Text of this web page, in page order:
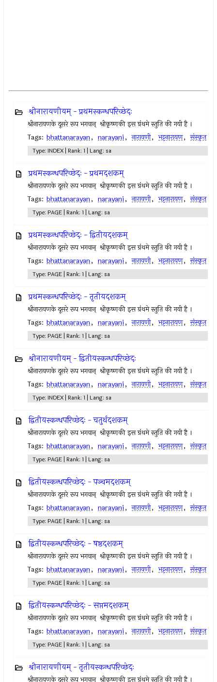
श्रीनारायणीयम् - प्रथमस्कन्धपरिच्छेदः
श्रीनारायणके दूसरे रूप भगवान् ‍ श्रीकृष्णकी इस ग्रंथमे स्तुति की गयी है ।
Tags: bhattanarayan, narayani, नारायणी, भट्टनारायण, संस्कृत
Type: INDEX | Rank: 1 | Lang: sa
प्रथमस्कन्धपरिच्छेदः - प्रथमदशकम्
श्रीनारायणके दूसरे रूप भगवान् ‍ श्रीकृष्णकी इस ग्रंथमे स्तुति की गयी है ।
Tags: bhattanarayan, narayani, नारायणी, भट्टनारायण, संस्कृत
Type: PAGE | Rank: 1 | Lang: sa
प्रथमस्कन्धपरिच्छेदः - द्वितीयदशकम्
श्रीनारायणके दूसरे रूप भगवान् ‍ श्रीकृष्णकी इस ग्रंथमे स्तुति की गयी है ।
Tags: bhattanarayan, narayani, नारायणी, भट्टनारायण, संस्कृत
Type: PAGE | Rank: 1 | Lang: sa
प्रथमस्कन्धपरिच्छेदः - तृतीयदशकम्
श्रीनारायणके दूसरे रूप भगवान् ‍ श्रीकृष्णकी इस ग्रंथमे स्तुति की गयी है ।
Tags: bhattanarayan, narayani, नारायणी, भट्टनारायण, संस्कृत
Type: PAGE | Rank: 1 | Lang: sa
श्रीनारायणीयम् - द्वितीयस्कन्धपरिच्छेदः
श्रीनारायणके दूसरे रूप भगवान् ‍ श्रीकृष्णकी इस ग्रंथमे स्तुति की गयी है ।
Tags: bhattanarayan, narayani, नारायणी, भट्टनारायण, संस्कृत
Type: INDEX | Rank: 1 | Lang: sa
द्वितीयस्कन्धपरिच्छेदः - चतुर्थदशकम्
श्रीनारायणके दूसरे रूप भगवान् ‍ श्रीकृष्णकी इस ग्रंथमे स्तुति की गयी है ।
Tags: bhattanarayan, narayani, नारायणी, भट्टनारायण, संस्कृत
Type: PAGE | Rank: 1 | Lang: sa
द्वितीयस्कन्धपरिच्छेदः - पञ्चमदशकम्
श्रीनारायणके दूसरे रूप भगवान् ‍ श्रीकृष्णकी इस ग्रंथमे स्तुति की गयी है ।
Tags: bhattanarayan, narayani, नारायणी, भट्टनारायण, संस्कृत
Type: PAGE | Rank: 1 | Lang: sa
द्वितीयस्कन्धपरिच्छेदः - षष्ठदशकम्
श्रीनारायणके दूसरे रूप भगवान् ‍ श्रीकृष्णकी इस ग्रंथमे स्तुति की गयी है ।
Tags: bhattanarayan, narayani, नारायणी, भट्टनारायण, संस्कृत
Type: PAGE | Rank: 1 | Lang: sa
द्वितीयस्कन्धपरिच्छेदः - सप्तमदशकम्
श्रीनारायणके दूसरे रूप भगवान् ‍ श्रीकृष्णकी इस ग्रंथमे स्तुति की गयी है ।
Tags: bhattanarayan, narayani, नारायणी, भट्टनारायण, संस्कृत
Type: PAGE | Rank: 1 | Lang: sa
श्रीनारायणीयम् - तृतीयस्कन्धपरिच्छेदः
श्रीनारायणके दूसरे रूप भगवान् ‍ श्रीकृष्णकी इस ग्रंथमे स्तुति की गयी है ।